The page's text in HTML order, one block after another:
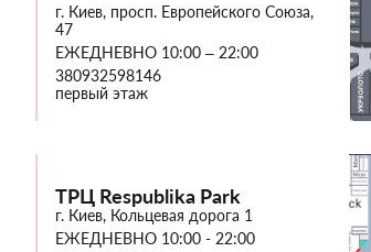
г. Киев, просп. Европейского Союза,
47
ЕЖЕДНЕВНО 10:00 – 22:00
380932598146
первый этаж
ТРЦ Respublika Park
г. Киев, Кольцевая дорога 1
ЕЖЕДНЕВНО 10:00 - 22:00